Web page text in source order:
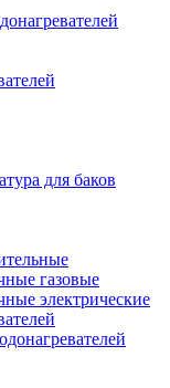
для баков
газовые
электрические